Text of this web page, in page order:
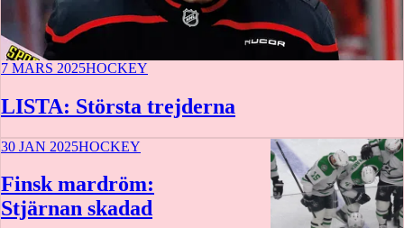
7 MARS 2025HOCKEY
LISTA: Största trejderna
30 JAN 2025HOCKEY
Finsk mardröm:
Stjärnan skadad